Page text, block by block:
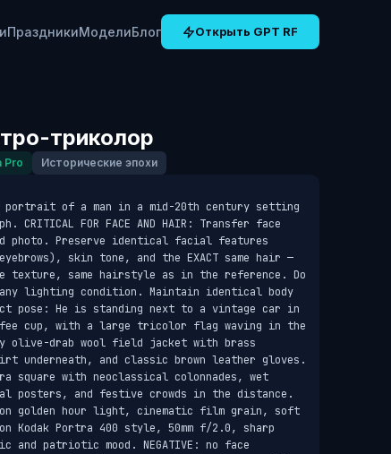
ПраздникиМоделиБлог Открыть GPT RF
триколор
Pro Исторические эпохи
of a man in a mid-20th century setting
FOR FACE AND HAIR: Transfer face
photo. Preserve identical facial features
skin tone, and the EXACT same hair —
texture, same hairstyle as in the reference. Do
lighting condition. Maintain identical body
pose: He is standing next to a vintage car in
cup, with a large tricolor flag waving in the
olive-drab wool field jacket with brass
underneath, and classic brown leather gloves.
square with neoclassical colonnades, wet
posters, and festive crowds in the distance.
golden hour light, cinematic film grain, soft
Kodak Portra 400 style, 50mm f/2.0, sharp
patriotic mood. NEGATIVE: no face